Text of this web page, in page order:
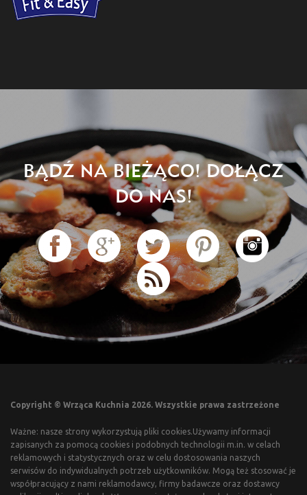
BĄDŹ NA BIEŻĄCO! DOŁĄCZ
DO NAS!
Copyright © Wrząca Kuchnia 2026. Wszystkie prawa zastrzeżone
Ważne: nasze strony wykorzystują pliki cookies.Używamy informacji
zapisanych za pomocą cookies i podobnych technologii m.in. w celach
reklamowych i statystycznych oraz w celu dostosowania naszych
serwisów do indywidualnych potrzeb użytkowników. Mogą też stosować je
współpracujący z nami reklamodawcy, firmy badawcze oraz dostawcy